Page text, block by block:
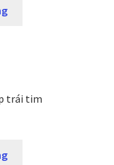
trái tim